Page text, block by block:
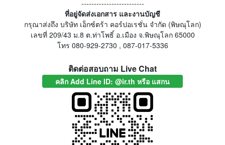
-------------------------
ที่อยู่จัดส่งเอกสาร และงานบัญชี
กรุณาส่งถึง บริษัท เอ็กซ์ตร้า คอร์ปอเรชั่น จำกัด (พิษณุโลก)
เลขที่ 209/43 ม.8 ต.ท่าโพธิ์ อ.เมือง จ.พิษณุโลก 65000
โทร 080-929-2730 , 087-017-5336
ติดต่อสอบถาม Live Chat
คลิก Add Line ID: @ir.th หรือ แสกน